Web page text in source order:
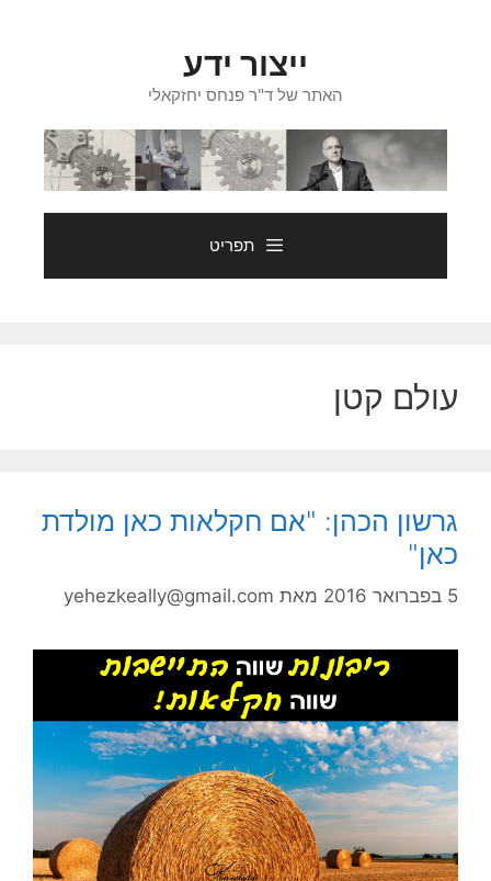
ייצור ידע
האתר של ד"ר פנחס יחזקאלי
תפריט
עולם קטן
גרשון הכהן: "אם חקלאות כאן מולדת
כאן"
5 בפברואר 2016 מאת yehezkeally@gmail.com